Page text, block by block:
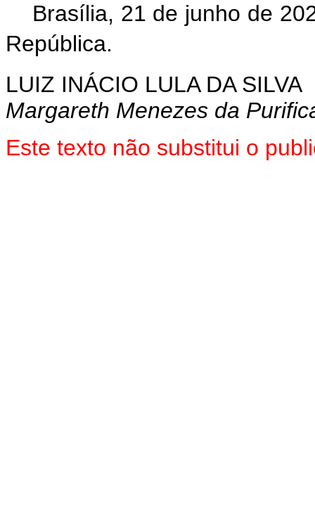
Brasília, 21 de junho de
República.
LUIZ INÁCIO LULA DA SILVA
Margareth Menezes da
Este texto não substitui o